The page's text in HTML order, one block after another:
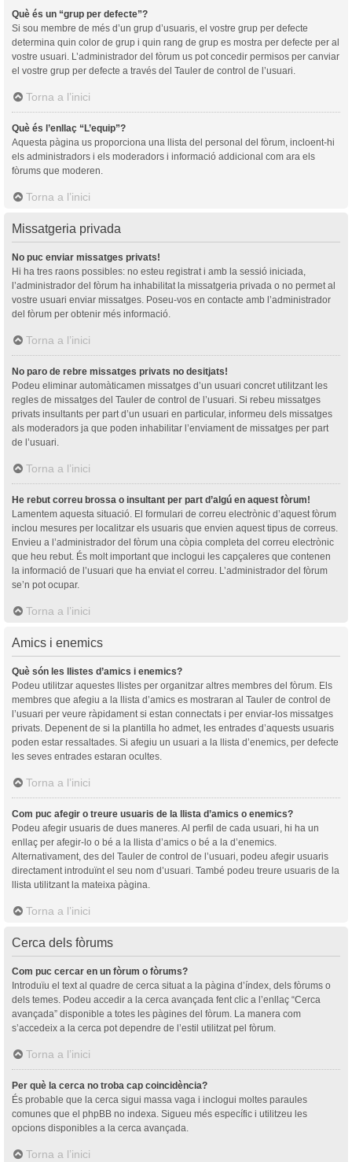
Què és un “grup per defecte”?
Si sou membre de més d’un grup d’usuaris, el vostre grup per defecte
determina quin color de grup i quin rang de grup es mostra per defecte per al
vostre usuari. L’administrador del fòrum us pot concedir permisos per canviar
el vostre grup per defecte a través del Tauler de control de l’usuari.
Torna a l’inici
Què és l’enllaç “L’equip”?
Aquesta pàgina us proporciona una llista del personal del fòrum, incloent-hi
els administradors i els moderadors i informació addicional com ara els
fòrums que moderen.
Torna a l’inici
Missatgeria privada
No puc enviar missatges privats!
Hi ha tres raons possibles: no esteu registrat i amb la sessió iniciada,
l’administrador del fòrum ha inhabilitat la missatgeria privada o no permet al
vostre usuari enviar missatges. Poseu-vos en contacte amb l’administrador
del fòrum per obtenir més informació.
Torna a l’inici
No paro de rebre missatges privats no desitjats!
Podeu eliminar automàticamen missatges d’un usuari concret utilitzant les
regles de missatges del Tauler de control de l’usuari. Si rebeu missatges
privats insultants per part d’un usuari en particular, informeu dels missatges
als moderadors ja que poden inhabilitar l’enviament de missatges per part
de l’usuari.
Torna a l’inici
He rebut correu brossa o insultant per part d’algú en aquest fòrum!
Lamentem aquesta situació. El formulari de correu electrònic d’aquest fòrum
inclou mesures per localitzar els usuaris que envien aquest tipus de correus.
Envieu a l’administrador del fòrum una còpia completa del correu electrònic
que heu rebut. És molt important que inclogui les capçaleres que contenen
la informació de l’usuari que ha enviat el correu. L’administrador del fòrum
se’n pot ocupar.
Torna a l’inici
Amics i enemics
Què són les llistes d’amics i enemics?
Podeu utilitzar aquestes llistes per organitzar altres membres del fòrum. Els
membres que afegiu a la llista d’amics es mostraran al Tauler de control de
l’usuari per veure ràpidament si estan connectats i per enviar-los missatges
privats. Depenent de si la plantilla ho admet, les entrades d’aquests usuaris
poden estar ressaltades. Si afegiu un usuari a la llista d’enemics, per defecte
les seves entrades estaran ocultes.
Torna a l’inici
Com puc afegir o treure usuaris de la llista d’amics o enemics?
Podeu afegir usuaris de dues maneres. Al perfil de cada usuari, hi ha un
enllaç per afegir-lo o bé a la llista d’amics o bé a la d’enemics.
Alternativament, des del Tauler de control de l’usuari, podeu afegir usuaris
directament introduïnt el seu nom d’usuari. També podeu treure usuaris de la
llista utilitzant la mateixa pàgina.
Torna a l’inici
Cerca dels fòrums
Com puc cercar en un fòrum o fòrums?
Introduïu el text al quadre de cerca situat a la pàgina d’índex, dels fòrums o
dels temes. Podeu accedir a la cerca avançada fent clic a l’enllaç “Cerca
avançada” disponible a totes les pàgines del fòrum. La manera com
s’accedeix a la cerca pot dependre de l’estil utilitzat pel fòrum.
Torna a l’inici
Per què la cerca no troba cap coincidència?
És probable que la cerca sigui massa vaga i inclogui moltes paraules
comunes que el phpBB no indexa. Sigueu més específic i utilitzeu les
opcions disponibles a la cerca avançada.
Torna a l’inici